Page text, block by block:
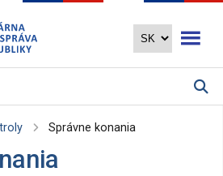
Správne konania